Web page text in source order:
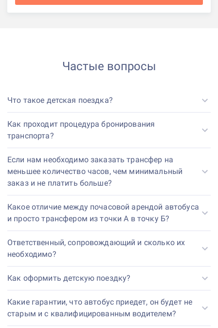
Частые вопросы
Что такое детская поездка?
Как проходит процедура бронирования
транспорта?
Если нам необходимо заказать трансфер на
меньшее количество часов, чем минимальный
заказ и не платить больше?
Какое отличие между почасовой арендой автобуса
и просто трансфером из точки А в точку Б?
Ответственный, сопровождающий и сколько их
необходимо?
Как оформить детскую поездку?
Какие гарантии, что автобус приедет, он будет не
старым и с квалифицированным водителем?